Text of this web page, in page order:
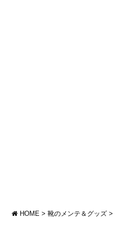
HOME > 靴のメンテ＆グッズ >